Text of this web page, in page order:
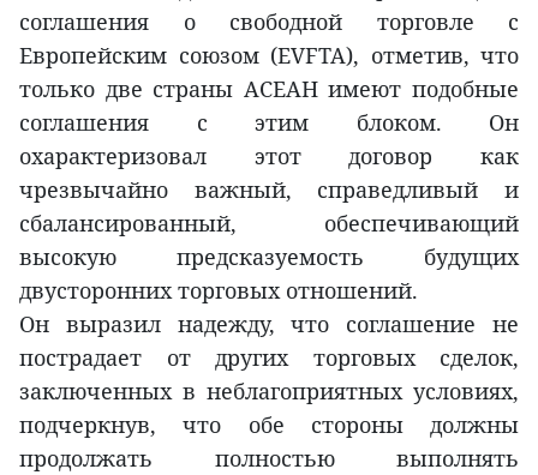
соглашения о свободной торговле с
Европейским союзом (EVFTA), отметив, что
только две страны АСЕАН имеют подобные
соглашения с этим блоком. Он
охарактеризовал этот договор как
чрезвычайно важный, справедливый и
сбалансированный, обеспечивающий
высокую предсказуемость будущих
двусторонних торговых отношений.
Он выразил надежду, что соглашение не
пострадает от других торговых сделок,
заключенных в неблагоприятных условиях,
подчеркнув, что обе стороны должны
продолжать полностью выполнять